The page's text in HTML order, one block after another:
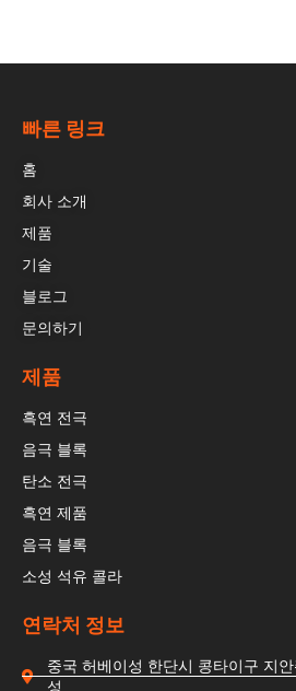
빠른 링크
홈
회사 소개
제품
기술
블로그
문의하기
제품
흑연 전극
음극 블록
탄소 전극
흑연 제품
음극 블록
소성 석유 콜라
연락처 정보
중국 허베이성 한단시 콩타이구 지
성